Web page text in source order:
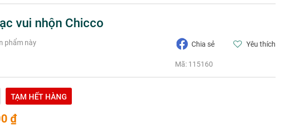
vui nhộn Chicco
phẩm này Chia sẻ Yêu thích
Mã: 115160
TẠM HẾT HÀNG
₫